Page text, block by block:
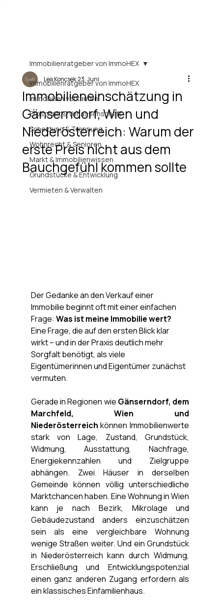
Immobilienratgeber von ImmoHEX
Immobilien verkaufen
Erbschaft & Verlassenschaft
Scheidung & Trennung
Wohnrecht & Senioren
Markt & Immobilienwissen
Grundstücke & Entwicklung
Vermieten & Verwalten
Immobilienratgeber von ImmoHEX
Immobilieneinschätzung in
Gänserndorf, Wien und
Niederösterreich: Warum der
erste Preis nicht aus dem
Bauchgefühl kommen sollte
Lea Koncsek23. Juni
Der Gedanke an den Verkauf einer
Immobilie beginnt oft mit einer einfachen
Frage: Was ist meine Immobilie wert?
Eine Frage, die auf den ersten Blick klar
wirkt – und in der Praxis deutlich mehr
Sorgfalt benötigt, als viele
Eigentümerinnen und Eigentümer zunächst
vermuten.
Gerade in Regionen wie Gänserndorf, dem
Marchfeld, Wien und
Niederösterreich können Immobilienwerte
stark von Lage, Zustand, Grundstück,
Widmung, Ausstattung, Nachfrage,
Energiekennzahlen und Zielgruppe
abhängen. Zwei Häuser in derselben
Gemeinde können völlig unterschiedliche
Marktchancen haben. Eine Wohnung in Wien
kann je nach Bezirk, Mikrolage und
Gebäudezustand anders einzuschätzen
sein als eine vergleichbare Wohnung
wenige Straßen weiter. Und ein Grundstück
in Niederösterreich kann durch Widmung,
Erschließung und Entwicklungspotenzial
einen ganz anderen Zugang erfordern als
ein klassisches Einfamilienhaus.